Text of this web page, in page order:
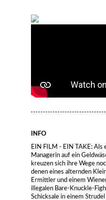
INFO
EIN FILM - EIN TAKE: Als
Managerin auf ein
kreuzen sich ihre Wege
denen eines alternden
Ermittler und einem
illegalen Bare-Knuckle-
Schicksale in einem